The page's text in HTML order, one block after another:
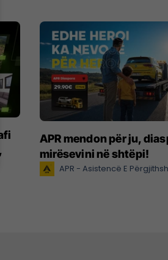
APR mendon për ju,
mirësevini në shtëpi!
APR - Asistencë E